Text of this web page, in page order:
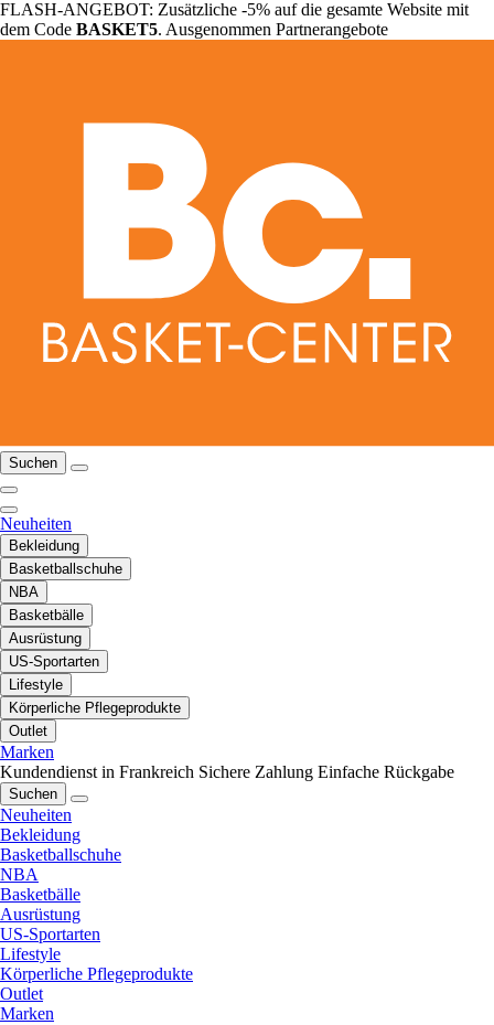
FLASH-ANGEBOT: Zusätzliche -5% auf die gesamte Website mit
dem Code BASKET5. Ausgenommen Partnerangebote
Suchen
Neuheiten
Bekleidung
Basketballschuhe
NBA
Basketbälle
Ausrüstung
US-Sportarten
Lifestyle
Körperliche Pflegeprodukte
Outlet
Marken
Kundendienst in Frankreich Sichere Zahlung Einfache Rückgabe
Suchen
Neuheiten
Bekleidung
Basketballschuhe
NBA
Basketbälle
Ausrüstung
US-Sportarten
Lifestyle
Körperliche Pflegeprodukte
Outlet
Marken